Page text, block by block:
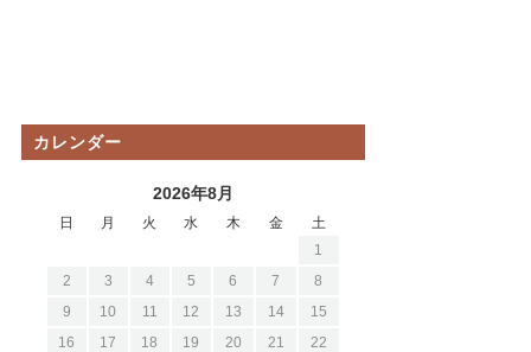
カレンダー
2026年8月
日 月 火 水 木 金
土
1
2
3 4 5 6 7
8
9
10 11 12 13 14
15
16
17 18 19 20 21 22